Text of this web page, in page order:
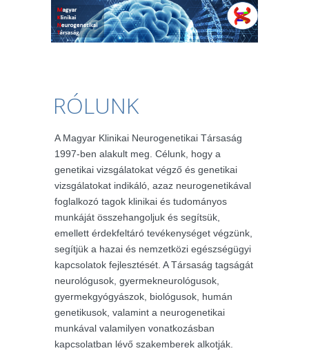
RÓLUNK
A Magyar Klinikai Neurogenetikai Társaság
1997-ben alakult meg. Célunk, hogy a
genetikai vizsgálatokat végző és genetikai
vizsgálatokat indikáló, azaz neurogenetikával
foglalkozó tagok klinikai és tudományos
munkáját összehangoljuk és segítsük,
emellett érdekfeltáró tevékenységet végzünk,
segítjük a hazai és nemzetközi egészségügyi
kapcsolatok fejlesztését. A Társaság tagságát
neurológusok, gyermekneurológusok,
gyermekgyógyászok, biológusok, humán
genetikusok, valamint a neurogenetikai
munkával valamilyen vonatkozásban
kapcsolatban lévő szakemberek alkotják.